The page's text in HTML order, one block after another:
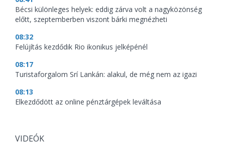
Bécsi különleges helyek: eddig zárva volt a nagyközönség
előtt, szeptemberben viszont bárki megnézheti
08:32
Felújítás kezdődik Rio ikonikus jelképénél
08:17
Turistaforgalom Srí Lankán: alakul, de még nem az igazi
08:13
Elkezdődött az online pénztárgépek leváltása
VIDEÓK